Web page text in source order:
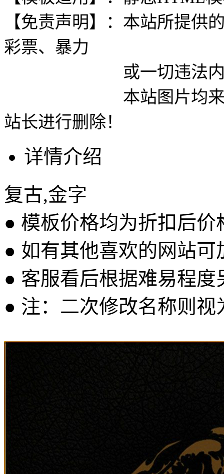
【免责声明】：本站所提供
彩票、暴力
或一切违法内容使用
本站图片均来自网络
站长进行删除！
详情介绍
复古,金字
● 模板价格均为折扣后
● 如有其他喜欢的网站可
● 客服看后根据难易程
● 注：二次修改名称则